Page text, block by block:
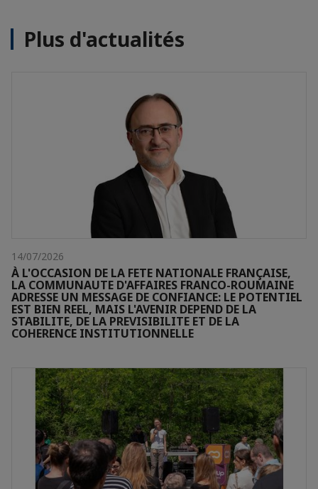
Plus d'actualités
14/07/2026
À L'OCCASION DE LA FETE NATIONALE FRANÇAISE,
LA COMMUNAUTE D'AFFAIRES FRANCO-ROUMAINE
ADRESSE UN MESSAGE DE CONFIANCE: LE POTENTIEL
EST BIEN REEL, MAIS L'AVENIR DEPEND DE LA
STABILITE, DE LA PREVISIBILITE ET DE LA
COHERENCE INSTITUTIONNELLE